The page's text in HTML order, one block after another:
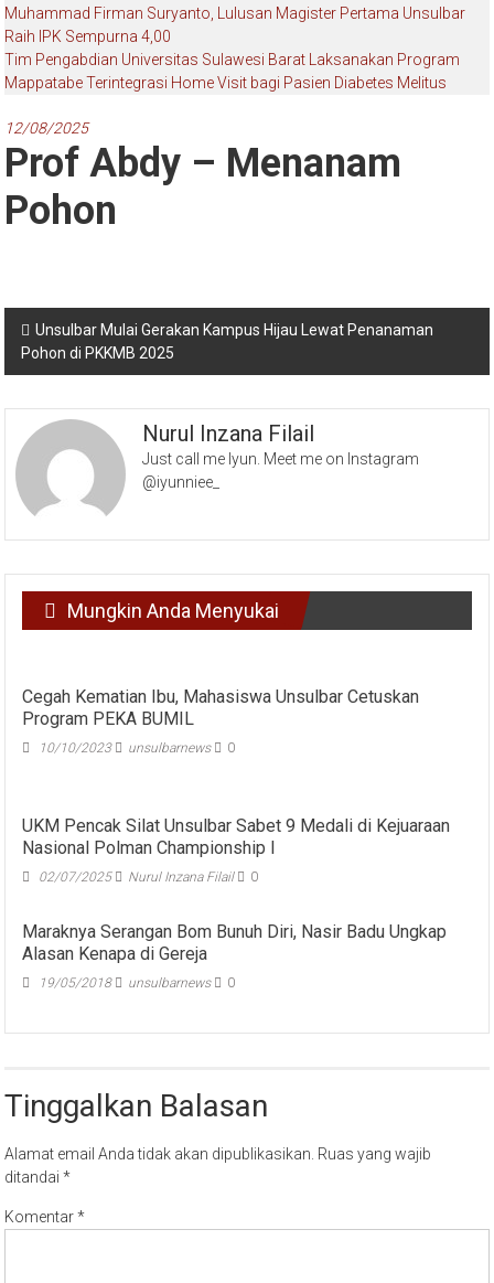
Muhammad Firman Suryanto, Lulusan Magister Pertama Unsulbar
Raih IPK Sempurna 4,00
Tim Pengabdian Universitas Sulawesi Barat Laksanakan Program
Mappatabe Terintegrasi Home Visit bagi Pasien Diabetes Melitus
12/08/2025
Prof Abdy – Menanam
Pohon
Navigasi
pos
Unsulbar Mulai Gerakan Kampus Hijau Lewat Penanaman
Pohon di PKKMB 2025
Nurul Inzana Filail
Just call me Iyun. Meet me on Instagram
@iyunniee_
Mungkin Anda Menyukai
Cegah Kematian Ibu, Mahasiswa Unsulbar Cetuskan
Program PEKA BUMIL
10/10/2023 unsulbarnews 0
UKM Pencak Silat Unsulbar Sabet 9 Medali di Kejuaraan
Nasional Polman Championship I
02/07/2025 Nurul Inzana Filail 0
Maraknya Serangan Bom Bunuh Diri, Nasir Badu Ungkap
Alasan Kenapa di Gereja
19/05/2018 unsulbarnews 0
Tinggalkan Balasan
Alamat email Anda tidak akan dipublikasikan. Ruas yang wajib
ditandai*
Komentar*